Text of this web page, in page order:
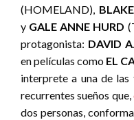
(HOMELAND),
y GALE ANNE HURD
protagonista: DAVID
en películas como EL
interprete a una de las
recurrentes sueños que,
dos personas,